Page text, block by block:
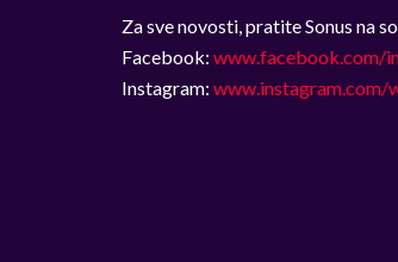
Za sve novosti, pratite Sonus na
Facebook: www.facebook.com/
Instagram: www.instagram.com/